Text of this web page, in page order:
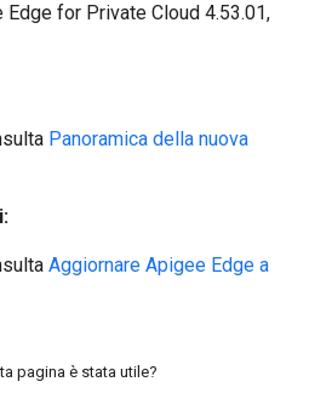
for Private Cloud 4.53.01,
Panoramica della nuova
Aggiornare Apigee Edge a
pagina è stata utile?